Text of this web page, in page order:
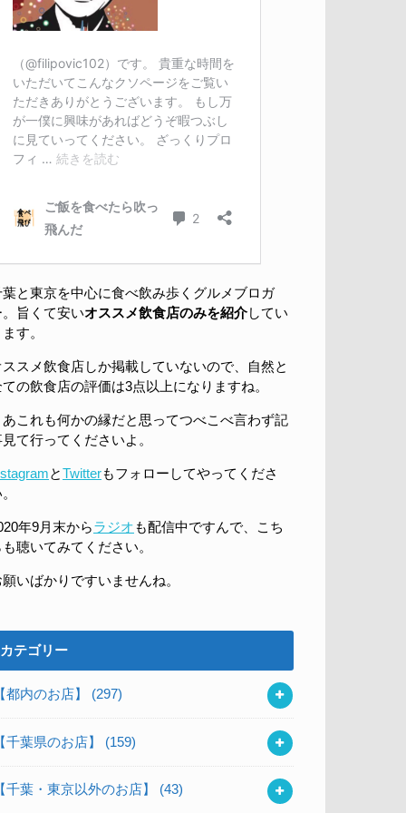
葉と東京を中心に食べ飲み歩くグルメブロガ
。旨くて安いオススメ飲食店のみを紹介してい
す。
ススメ飲食店しか掲載していないので、自然と
ての飲食店の評価は3点以上になりますね。
あこれも何かの縁だと思ってつべこべ言わず記
て行ってくださいよ。
とTwitterもフォローしてやってくださ
年9月末からラジオも配信中ですんで、こち
聴いてみてください。
いばかりですいませんね。
カテゴリー
都内のお店】 (297)
千葉県のお店】 (159)
千葉・東京以外のお店】 (43)